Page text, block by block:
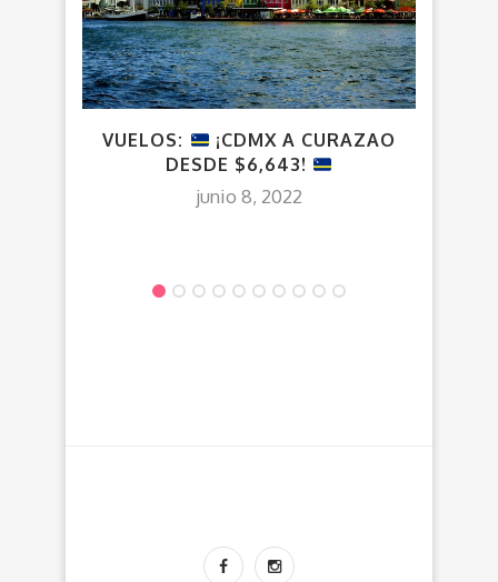
VUELOS:
¡CDMX A CURAZAO
DESDE $6,643!
junio 8, 2022